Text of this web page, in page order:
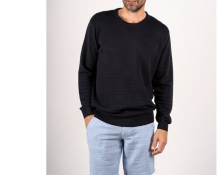
Naisten neuletakit
Naisten neulepuserot
Naisten mekot ja hameet
Mekot
Hameet
Naisten housut
Leggingsit ja collegehousut
Naisten housut
Naisten farkut
Caprit ja shortsit
Naisten asusteet
Vyöt ja korut
Naisten päähineet, huivit ja käsineet
Naisten yöasut ja alusvaatteet
Naisten alusvaatteet
Sukat ja sukkahousut
Naisten yöasut
Naisten aamutakit ja kylpytakit